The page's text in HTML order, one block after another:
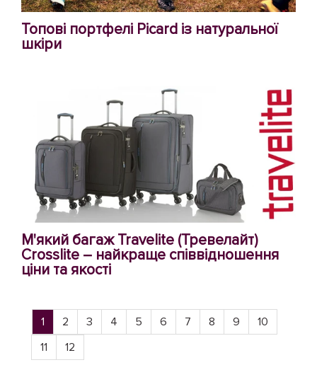
Топові портфелі Picard із натуральної
шкіри
М'який багаж Travelite (Тревелайт)
Crosslite – найкраще співвідношення
ціни та якості
1 2 3 4 5 6 7 8 9
10
11
12